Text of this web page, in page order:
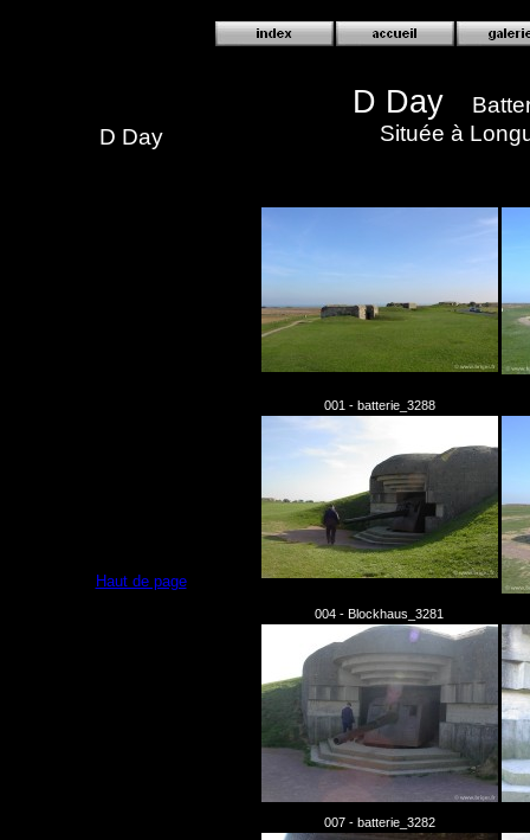
D Day
Située à
001 - batterie_3288
004 - Blockhaus_3281
007 - batterie_3282
Haut de page
D Day